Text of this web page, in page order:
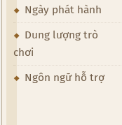
Ngày phát hành
Dung lượng trò
chơi
Ngôn ngữ hỗ trợ